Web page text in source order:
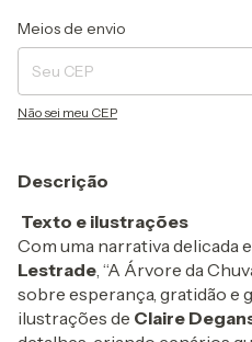
Entregas para o CEP:
Meios de envio
Não sei meu CEP
Descrição
Texto e ilustrações
Com uma narrativa delicada
Lestrade, “A Árvore da
sobre esperança, gratidão e
ilustrações de Claire